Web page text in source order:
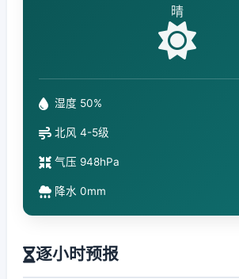
晴
湿度 50%
北风 4-5级
气压 948hPa
降水 0mm
逐小时预报